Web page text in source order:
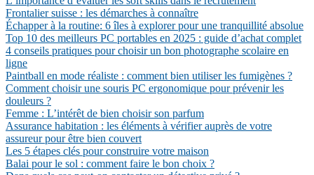
Frontalier suisse : les démarches à connaître
Échapper à la routine: 6 îles à explorer pour une tranquillité absolue
Top 10 des meilleurs PC portables en 2025 : guide d’achat complet
4 conseils pratiques pour choisir un bon photographe scolaire en
ligne
Paintball en mode réaliste : comment bien utiliser les fumigènes ?
Comment choisir une souris PC ergonomique pour prévenir les
douleurs ?
Femme : L’intérêt de bien choisir son parfum
Assurance habitation : les éléments à vérifier auprès de votre
assureur pour être bien couvert
Les 5 étapes clés pour construire votre maison
Balai pour le sol : comment faire le bon choix ?